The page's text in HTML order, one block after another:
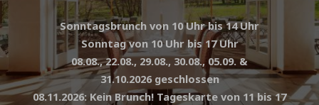
Sonntagsbrunch von 10 Uhr bis 14 Uhr
Sonntag von 10 Uhr bis 17 Uhr
08.08., 22.08., 29.08., 30.08., 05.09. &
31.10.2026 geschlossen
08.11.2026: Kein Brunch! Tageskarte von 11 bis 17